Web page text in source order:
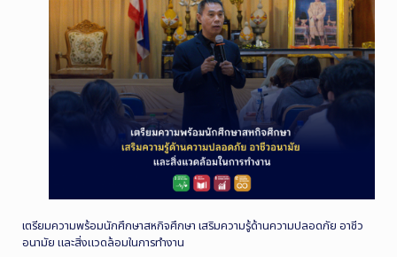
เตรียมความพร้อมนักศึกษาสหกิจศึกษา เสริมความรู้ด้านความปลอดภัย อาชีว
อนามัย และสิ่งแวดล้อมในการทำงาน